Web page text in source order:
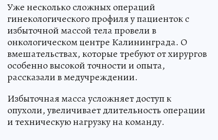
Уже несколько сложных операций
гинекологического профиля у пациенток с
избыточной массой тела провели в
онкологическом центре Калининграда. О
вмешательствах, которые требуют от хирургов
особенно высокой точности и опыта,
рассказали в медучреждении.
Избыточная масса усложняет доступ к
опухоли, увеличивает длительность операции
и техническую нагрузку на команду.